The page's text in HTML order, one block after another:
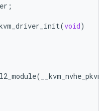
;
(void)
(